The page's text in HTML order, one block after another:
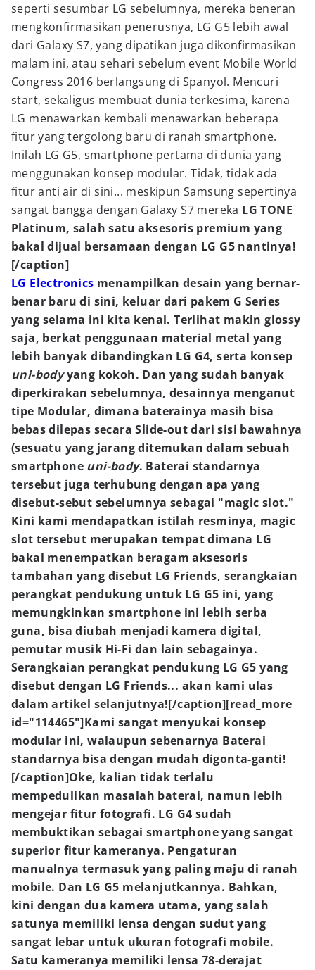
seperti sesumbar LG sebelumnya, mereka beneran
mengkonfirmasikan penerusnya, LG G5 lebih awal
dari Galaxy S7, yang dipatikan juga dikonfirmasikan
malam ini, atau sehari sebelum event Mobile World
Congress 2016 berlangsung di Spanyol. Mencuri
start, sekaligus membuat dunia terkesima, karena
LG menawarkan kembali menawarkan beberapa
fitur yang tergolong baru di ranah smartphone.
Inilah LG G5, smartphone pertama di dunia yang
menggunakan konsep modular. Tidak, tidak ada
fitur anti air di sini... meskipun Samsung sepertinya
sangat bangga dengan Galaxy S7 mereka LG TONE
Platinum, salah satu aksesoris premium yang
bakal dijual bersamaan dengan LG G5 nantinya!
[/caption]
LG Electronics menampilkan desain yang bernar-
benar baru di sini, keluar dari pakem G Series
yang selama ini kita kenal. Terlihat makin glossy
saja, berkat penggunaan material metal yang
lebih banyak dibandingkan LG G4, serta konsep
uni-bodyyang kokoh. Dan yang sudah banyak
diperkirakan sebelumnya, desainnya menganut
tipe Modular, dimana baterainya masih bisa
bebas dilepas secara Slide-out dari sisi bawahnya
(sesuatu yang jarang ditemukan dalam sebuah
smartphone uni-body. Baterai standarnya
tersebut juga terhubung dengan apa yang
disebut-sebut sebelumnya sebagai "magic slot."
Kini kami mendapatkan istilah resminya, magic
slot tersebut merupakan tempat dimana LG
bakal menempatkan beragam aksesoris
tambahan yang disebut LG Friends, serangkaian
perangkat pendukung untuk LG G5 ini, yang
memungkinkan smartphone ini lebih serba
guna, bisa diubah menjadi kamera digital,
pemutar musik Hi-Fi dan lain sebagainya.
Serangkaian perangkat pendukung LG G5 yang
disebut dengan LG Friends... akan kami ulas
dalam artikel selanjutnya![/caption][read_more
id="114465"]Kami sangat menyukai konsep
modular ini, walaupun sebenarnya Baterai
standarnya bisa dengan mudah digonta-ganti!
[/caption]Oke, kalian tidak terlalu
mempedulikan masalah baterai, namun lebih
mengejar fitur fotografi. LG G4 sudah
membuktikan sebagai smartphone yang sangat
superior fitur kameranya. Pengaturan
manualnya termasuk yang paling maju di ranah
mobile. Dan LG G5 melanjutkannya. Bahkan,
kini dengan dua kamera utama, yang salah
satunya memiliki lensa dengan sudut yang
sangat lebar untuk ukuran fotografi mobile.
Satu kameranya memiliki lensa 78-derajat